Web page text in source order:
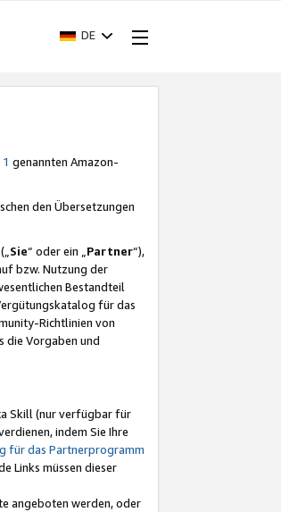
DE
genannten Amazon-
den Übersetzungen
Sie“ oder ein „Partner“),
bzw. Nutzung der
Bestandteil
für das
Richtlinien von
die Vorgaben und
Skill (nur verfügbar für
indem Sie Ihre
für das Partnerprogramm
Links müssen dieser
angeboten werden, oder